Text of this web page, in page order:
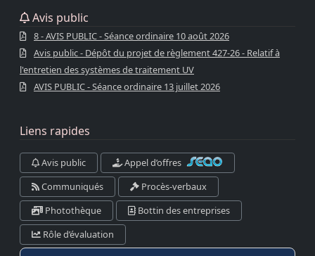
Liens rapides
Avis public
Appel d’offres
Communiqués
Procès-verbaux
Photothèque
Bottin des entreprises
Rôle d’évaluation
Avis public
8 - AVIS PUBLIC - Séance ordinaire 10 août 2026
Avis public - Dépôt du projet de règlement 427-26 - Relatif à
l'entretien des systèmes de traitement UV
AVIS PUBLIC - Séance ordinaire 13 juillet 2026